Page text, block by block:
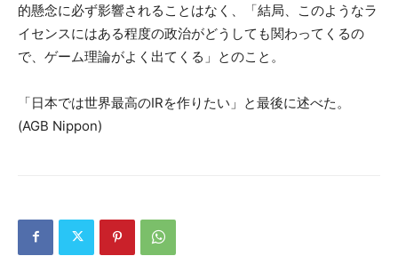
的懸念に必ず影響されることはなく、「結局、このようなラ
イセンスにはある程度の政治がどうしても関わってくるの
で、ゲーム理論がよく出てくる」とのこと。
「日本では世界最高のIRを作りたい」と最後に述べた。
(AGB Nippon)